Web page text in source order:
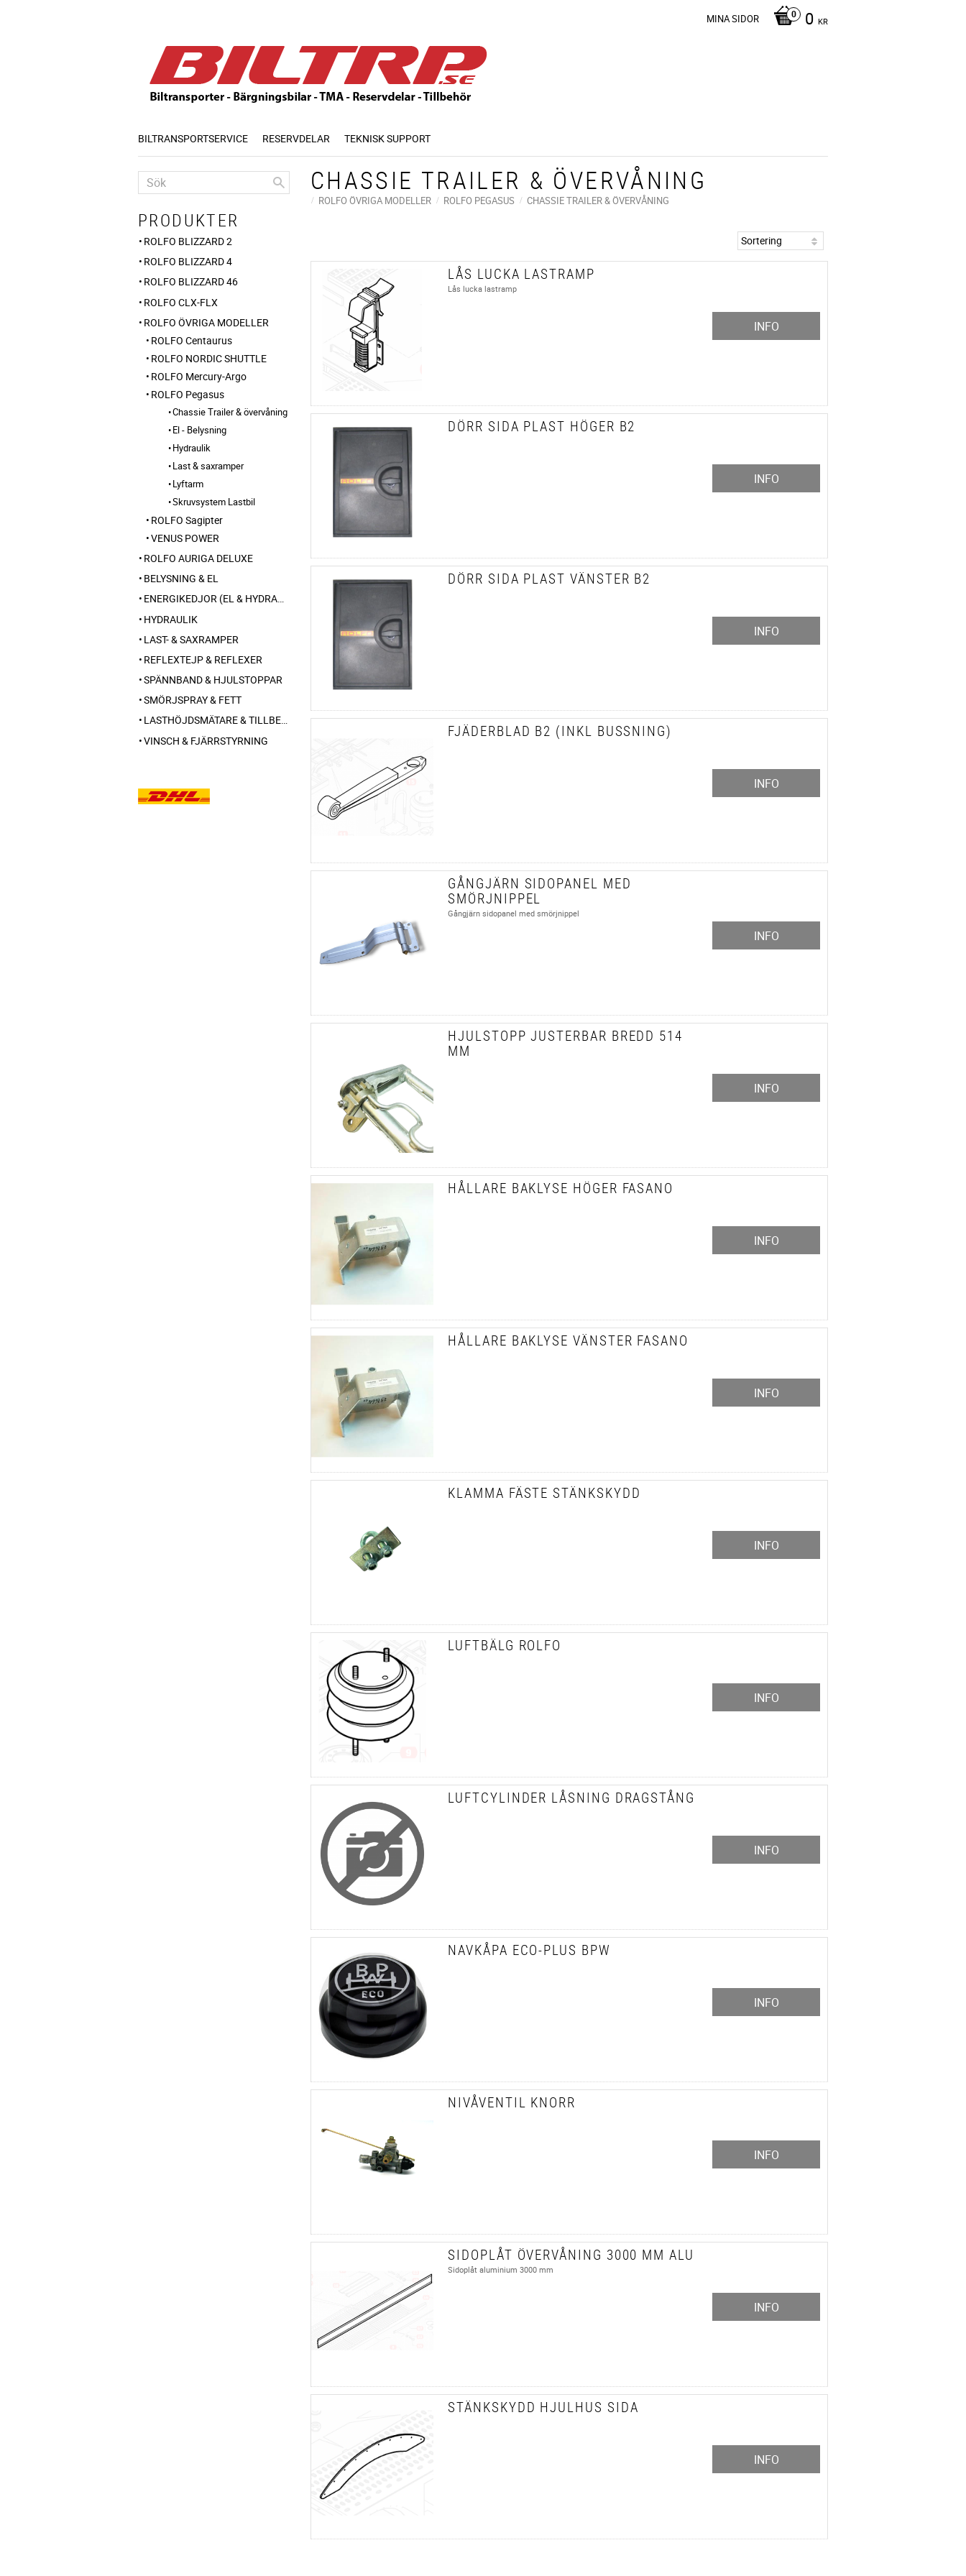
0 KR
MINA SIDOR
BILTRANSPORTSERVICE RESERVDELAR TEKNISK SUPPORT
CHASSIE TRAILER & ÖVERVÅNING
ROLFO ÖVRIGA MODELLER ROLFO PEGASUS CHASSIE TRAILER & ÖVERVÅNING
LÅS LUCKA LASTRAMP
Lås lucka lastramp
INFO
DÖRR SIDA PLAST HÖGER B2
INFO
DÖRR SIDA PLAST VÄNSTER B2
INFO
FJÄDERBLAD B2 (INKL BUSSNING)
INFO
GÅNGJÄRN SIDOPANEL MED
SMÖRJNIPPEL
Gångjärn sidopanel med smörjnippel
INFO
HJULSTOPP JUSTERBAR BREDD 514
MM
INFO
HÅLLARE BAKLYSE HÖGER FASANO
INFO
HÅLLARE BAKLYSE VÄNSTER FASANO
INFO
KLAMMA FÄSTE STÄNKSKYDD
INFO
LUFTBÄLG ROLFO
INFO
LUFTCYLINDER LÅSNING DRAGSTÅNG
INFO
NAVKÅPA ECO-PLUS BPW
INFO
NIVÅVENTIL KNORR
INFO
SIDOPLÅT ÖVERVÅNING 3000 MM ALU
Sidoplåt aluminium 3000 mm
INFO
STÄNKSKYDD HJULHUS SIDA
INFO
PRODUKTER
ROLFO BLIZZARD 2
ROLFO BLIZZARD 4
ROLFO BLIZZARD 46
ROLFO CLX-FLX
ROLFO ÖVRIGA MODELLER
ROLFO Centaurus
ROLFO NORDIC SHUTTLE
ROLFO Mercury-Argo
ROLFO Pegasus
Chassie Trailer & övervåning
El - Belysning
Hydraulik
Last & saxramper
Lyftarm
Skruvsystem Lastbil
ROLFO Sagipter
VENUS POWER
ROLFO AURIGA DELUXE
BELYSNING & EL
ENERGIKEDJOR (EL & HYDRAULIK)
HYDRAULIK
LAST- & SAXRAMPER
REFLEXTEJP & REFLEXER
SPÄNNBAND & HJULSTOPPAR
SMÖRJSPRAY & FETT
LASTHÖJDSMÄTARE & TILLBEHÖR
VINSCH & FJÄRRSTYRNING